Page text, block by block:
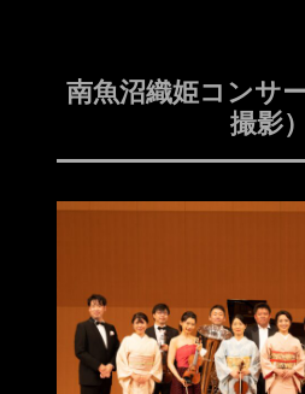
南魚沼織姫コンサ
撮影）